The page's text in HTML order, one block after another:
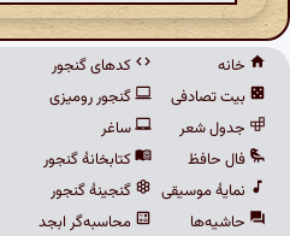
خانه
بیت تصادفی
جدول شعر
فال حافظ
نمایهٔ موسیقی
حاشیه‌ها
کدهای گنجور
گنجور رومیزی
ساغر
کتابخانهٔ گنجور
گنجینهٔ گنجور
محاسبه‌گر ابجد